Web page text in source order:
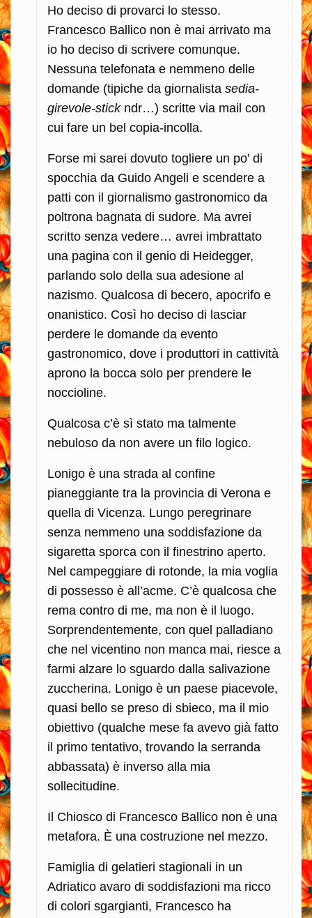
Ho deciso di provarci lo stesso.
Francesco Ballico non è mai arrivato ma
io ho deciso di scrivere comunque.
Nessuna telefonata e nemmeno delle
domande (tipiche da giornalista sedia-
girevole-stickndr…) scritte via mail con
cui fare un bel copia-incolla.
Forse mi sarei dovuto togliere un po’ di
spocchia da Guido Angeli e scendere a
patti con il giornalismo gastronomico da
poltrona bagnata di sudore. Ma avrei
scritto senza vedere… avrei imbrattato
una pagina con il genio di Heidegger,
parlando solo della sua adesione al
nazismo. Qualcosa di becero, apocrifo e
onanistico. Così ho deciso di lasciar
perdere le domande da evento
gastronomico, dove i produttori in cattività
aprono la bocca solo per prendere le
noccioline.
Qualcosa c’è sì stato ma talmente
nebuloso da non avere un filo logico.
Lonigo è una strada al confine
pianeggiante tra la provincia di Verona e
quella di Vicenza. Lungo peregrinare
senza nemmeno una soddisfazione da
sigaretta sporca con il finestrino aperto.
Nel campeggiare di rotonde, la mia voglia
di possesso è all’acme. C’è qualcosa che
rema contro di me, ma non è il luogo.
Sorprendentemente, con quel palladiano
che nel vicentino non manca mai, riesce a
farmi alzare lo sguardo dalla salivazione
zuccherina. Lonigo è un paese piacevole,
quasi bello se preso di sbieco, ma il mio
obiettivo (qualche mese fa avevo già fatto
il primo tentativo, trovando la serranda
abbassata) è inverso alla mia
sollecitudine.
Il Chiosco di Francesco Ballico non è una
metafora. È una costruzione nel mezzo.
Famiglia di gelatieri stagionali in un
Adriatico avaro di soddisfazioni ma ricco
di colori sgargianti, Francesco ha